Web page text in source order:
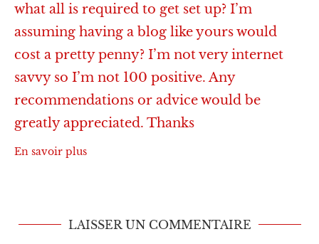
what all is required to get set up? I’m
assuming having a blog like yours would
cost a pretty penny? I’m not very internet
savvy so I’m not 100 positive. Any
recommendations or advice would be
greatly appreciated. Thanks
En savoir plus
LAISSER UN COMMENTAIRE